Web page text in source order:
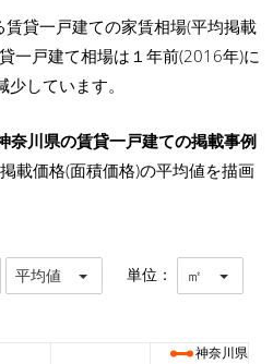
貸一戸建ての家賃相場(平均掲載
一戸建て相場は１年前(2016年)に
しています。
奈川県の賃貸一戸建ての掲載事例
載価格(面積価格)の平均値を描画
平均値 単位： ㎡
神奈川県